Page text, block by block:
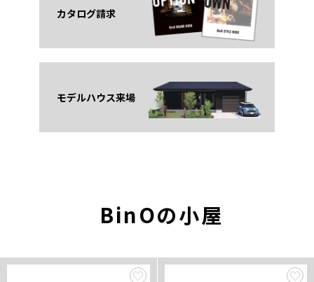
1F床面積
19.87㎡（12畳）
モデルハウス来場
カタログ請求
BinOの小屋